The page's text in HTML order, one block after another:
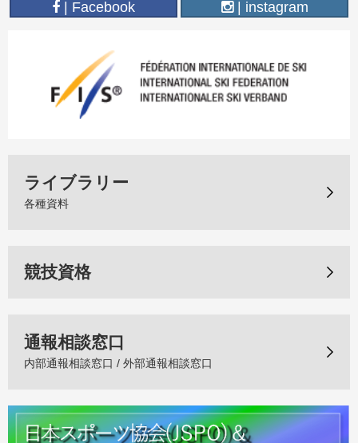
| Facebook | instagram
ライブラリー
各種資料
競技資格
通報相談窓口
内部通報相談窓口 / 外部通報相談窓口